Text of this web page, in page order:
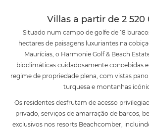
Villas a partir de 2
Situado num campo de golfe de 18
hectares de paisagens luxuriantes na
Maurícias, o Harmonie Golf & Beach
bioclimáticas cuidadosamente concebidas
regime de propriedade plena, com vistas
turquesa e montanhas
Os residentes desfrutam de acesso
privado, serviços de amarração de barcos,
exclusivos nos resorts Beachcomber,